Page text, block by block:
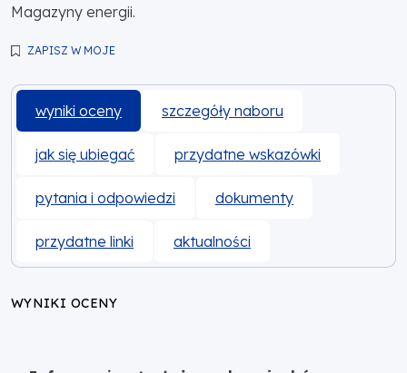
Magazyny energii.
ZAPISZ W MOJE
wyniki oceny szczegóły naboru
jak się ubiegać przydatne wskazówki
pytania i odpowiedzi dokumenty
przydatne linki aktualności
WYNIKI OCENY